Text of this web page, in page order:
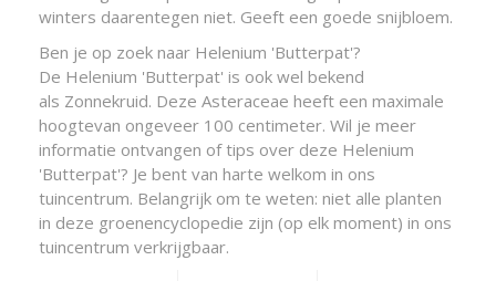
winters daarentegen niet. Geeft een goede snijbloem.
Ben je op zoek naar Helenium 'Butterpat'?
De Helenium 'Butterpat' is ook wel bekend
als Zonnekruid. Deze Asteraceae heeft een maximale
hoogtevan ongeveer 100 centimeter. Wil je meer
informatie ontvangen of tips over deze Helenium
'Butterpat'? Je bent van harte welkom in ons
tuincentrum. Belangrijk om te weten: niet alle planten
in deze groenencyclopedie zijn (op elk moment) in ons
tuincentrum verkrijgbaar.